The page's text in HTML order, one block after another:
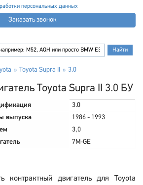
персональных данных
Заказать звонок
Toyota Supra II 3.0
Toyota Supra II 3.0 БУ
3.0
выпуска
1986 - 1993
3,0
7M-GE
контрактный двигатель для Toyota